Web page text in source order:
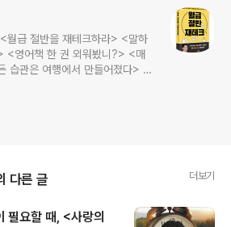
<영어책 한 권 외워봤니?> <매
습관은 여행에서 만들어졌다> <
다른 글 더보기
필요할 때, <사랑의